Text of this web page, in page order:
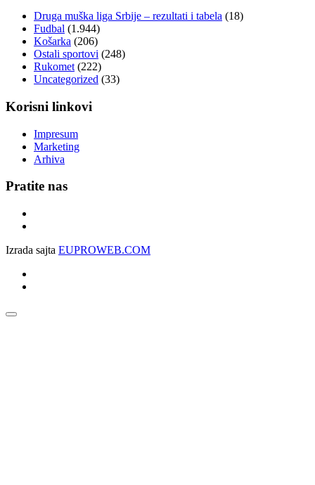
Druga muška liga Srbije – rezultati i tabela (18)
Fudbal (1.944)
Košarka (206)
Ostali sportovi (248)
Rukomet (222)
Uncategorized (33)
Korisni linkovi
Impresum
Marketing
Arhiva
Pratite nas
Izrada sajta EUPROWEB.COM